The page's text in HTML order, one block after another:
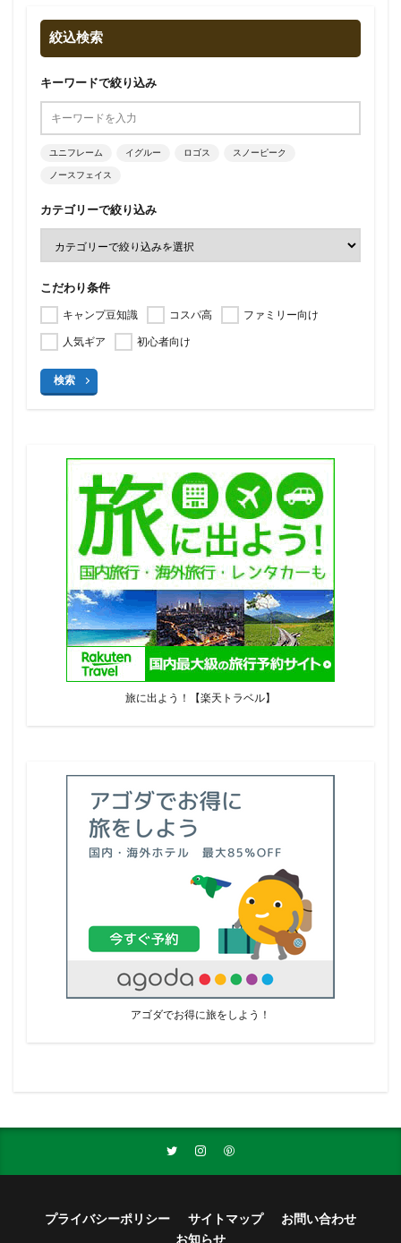
絞込検索
キーワードで絞り込み
ユニフレーム イグルー ロゴス スノーピーク
ノースフェイス
カテゴリーで絞り込み
こだわり条件
キャンプ豆知識 コスパ高 ファミリー向け
人気ギア 初心者向け
検索
旅に出よう！【楽天トラベル】
アゴダでお得に旅をしよう！
プライバシーポリシー サイトマップ
お問い合わせ
お知らせ